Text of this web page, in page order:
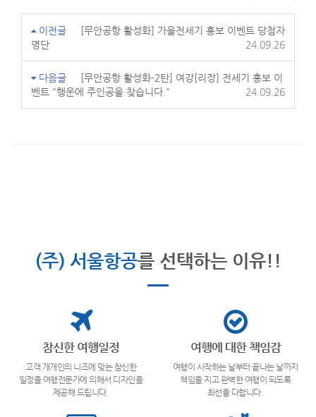
이전글
[무안공항 활성화] 가을전세기 홍보 이벤트 당첨자
명단
24.09.26
다음글
[무안공항 활성화-2탄] 여강[리장] 전세기 홍보 이
벤트 "행운에 주인공을 찾습니다."
24.09.26
(주) 서울항공를 선택하는 이유!!
참신한 여행일정
고객 개개인의 니즈에 맞는 참신한
일정을 여행전문가에 의해서 디자인을
제공해 드립니다.
여행에 대한 책임감
여행이 시작하는 날부터 끝나는 날까지
책임을 지고 완벽한 여행이 되도록
최선을 다합니다.